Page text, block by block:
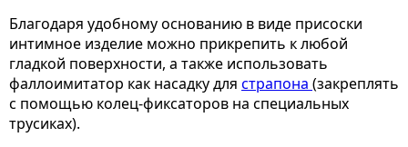
Благодаря удобному основанию в виде присоски
интимное изделие можно прикрепить к любой
гладкой поверхности, а также использовать
фаллоимитатор как насадку для страпона (закреплять
с помощью колец-фиксаторов на специальных
трусиках).